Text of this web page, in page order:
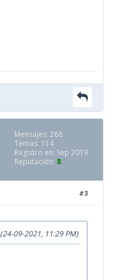
Mensajes: 268
Temas: 114
Registro en: Sep 2019
Reputación: 8
#3
(24-09-2021, 11:29 PM)